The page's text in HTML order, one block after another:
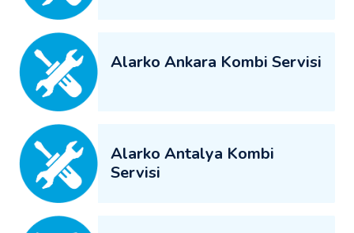
Alarko Ankara Kombi Servisi
Alarko Antalya Kombi
Servisi